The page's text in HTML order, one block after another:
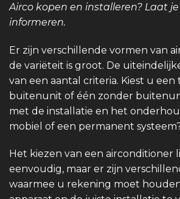
Airco kopen en installeren? Laat
informeren.
Er zijn verschillende vormen van
de variëteit is groot. De
van een aantal criteria. Kiest u
buitenunit of één zonder
met de installatie en het
mobiel of een permanent
Het kiezen van een airconditioner
eenvoudig, maar er zijn
waarmee u rekening moet